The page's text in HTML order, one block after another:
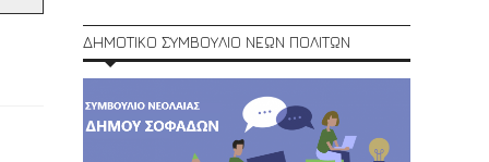
ΔΗΜΟΤΙΚΟ ΣΥΜΒΟΥΛΙΟ ΝΕΩΝ ΠΟΛΙΤΩΝ